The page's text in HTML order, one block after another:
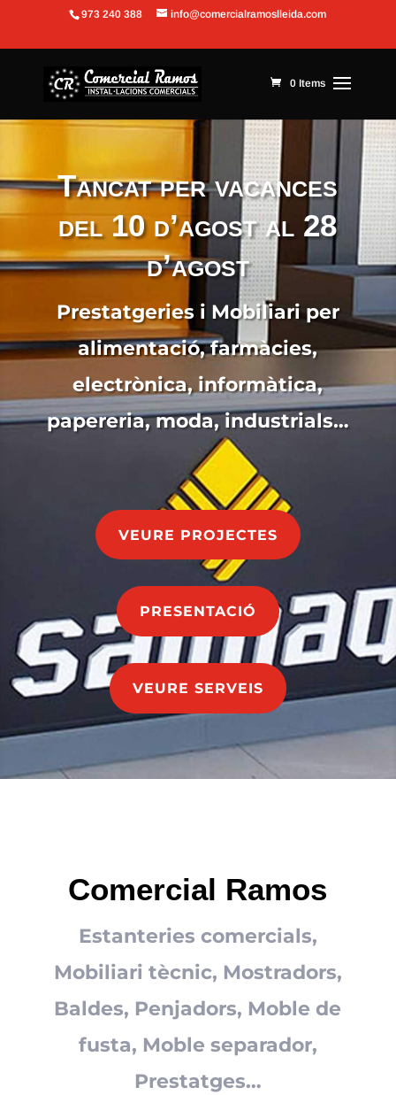
Obre la barra d'eines
973 240 388 info@comercialramoslleida.com
0 Items
Tancat per vacances
del 10 d’agost al 28
d’agost
Prestatgeries i Mobiliari per
alimentació, farmàcies,
electrònica, informàtica,
papereria, moda, industrials…
VEURE PROJECTES
PRESENTACIÓ
VEURE SERVEIS
Comercial Ramos
Estanteries comercials,
Mobiliari tècnic, Mostradors,
Baldes, Penjadors, Moble de
fusta, Moble separador,
Prestatges…